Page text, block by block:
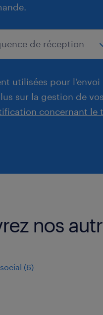
utilisées pour l'envoi
sur la gestion de
concernant le
nos
(6)